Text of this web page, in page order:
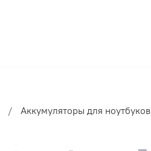
Аккумуляторы для ноутбуков